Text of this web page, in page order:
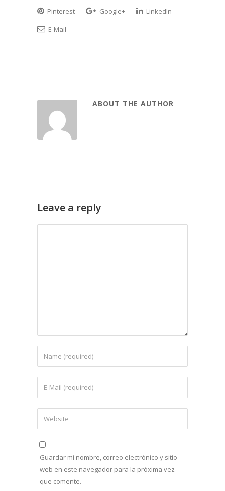
Pinterest
Google+
LinkedIn
E-Mail
ABOUT THE AUTHOR
Leave a reply
Guardar mi nombre, correo electrónico y sitio
web en este navegador para la próxima vez
que comente.